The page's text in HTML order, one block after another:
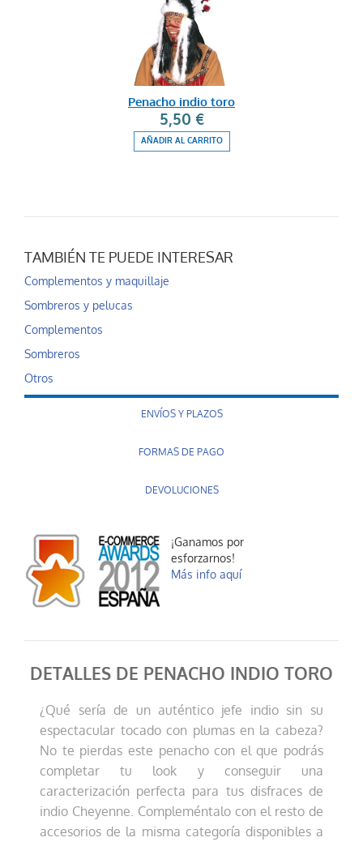
Penacho indio toro
5,50 €
AÑADIR AL CARRITO
TAMBIÉN TE PUEDE INTERESAR
Complementos y maquillaje
Sombreros y pelucas
Complementos
Sombreros
Otros
ENVÍOS Y PLAZOS
FORMAS DE PAGO
DEVOLUCIONES
¡Ganamos por
esforzarnos!
Más info aquí
DETALLES DE PENACHO INDIO TORO
¿Qué sería de un auténtico jefe indio sin su
espectacular tocado con plumas en la cabeza?
No te pierdas este penacho con el que podrás
completar tu look y conseguir una
caracterización perfecta para tus disfraces de
indio Cheyenne. Compleméntalo con el resto de
accesorios de la misma categoría disponibles a